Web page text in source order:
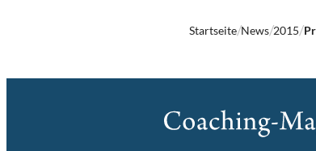
Startseite News 2015